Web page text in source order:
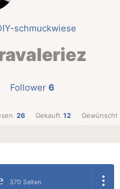
schmuckwiese
Follower 6
26 Gekauft 12 Gewünscht
370 Seiten